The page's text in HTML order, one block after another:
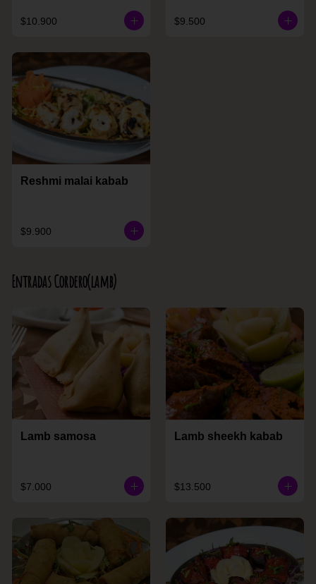
$10.900 $9.500
Reshmi malai kabab
$9.900
Entradas Cordero(lamb)
Lamb samosa
$7.000
Lamb sheekh kabab
$13.500